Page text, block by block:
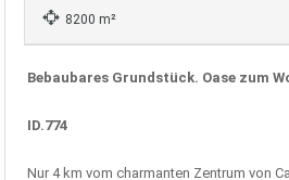
8200 m²
Bebaubares Grundstück. Oase zum
ID.774
Nur 4 km vom charmanten Zentrum von